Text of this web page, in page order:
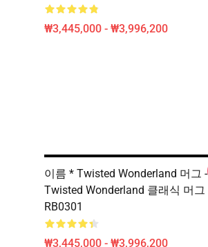
₩3,445,000 - ₩3,996,200
이름 * Twisted Wonderland 머그 -
Twisted Wonderland 클래식 머그
RB0301
₩3,445,000 - ₩3,996,200